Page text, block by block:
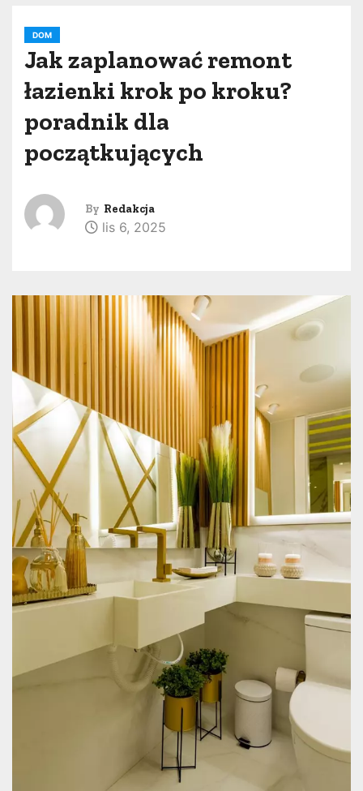
DOM
Jak zaplanować remont
łazienki krok po kroku?
poradnik dla
początkujących
By Redakcja
lis 6, 2025